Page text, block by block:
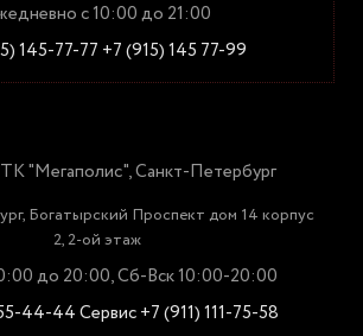
с 10:00 до 21:00
145-77-77 +7 (915) 145 77-99
"Мегаполис", Санкт-Петербург
Богатырский Проспект дом 14 корпус
2, 2-ой этаж
до 20:00, Сб-Вск 10:00-20:00
44-44Сервис +7 (911) 111-75-58